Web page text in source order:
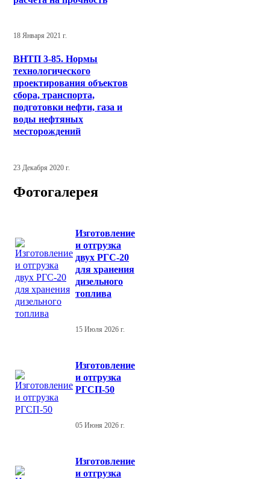
18 Января 2021 г.
ВНТП 3-85. Нормы
технологического
проектирования объектов
сбора, транспорта,
подготовки нефти, газа и
воды нефтяных
месторождений
23 Декабря 2020 г.
Фотогалерея
Изготовление
и отгрузка
двух РГС-20
для хранения
дизельного
топлива
15 Июля 2026 г.
Изготовление
и отгрузка
РГСП-50
05 Июня 2026 г.
Изготовление
и отгрузка